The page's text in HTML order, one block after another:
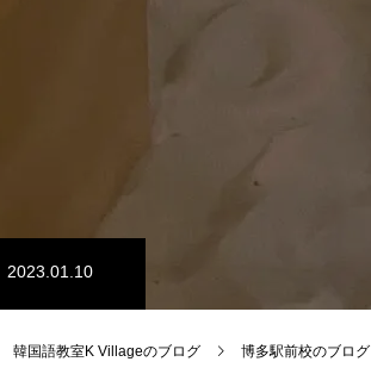
2023.01.10
韓国語教室K Villageのブログ 博多駅前校のブログ